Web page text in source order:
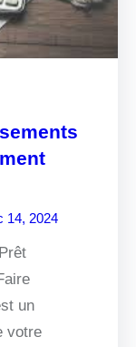
14, 2024
un
votre